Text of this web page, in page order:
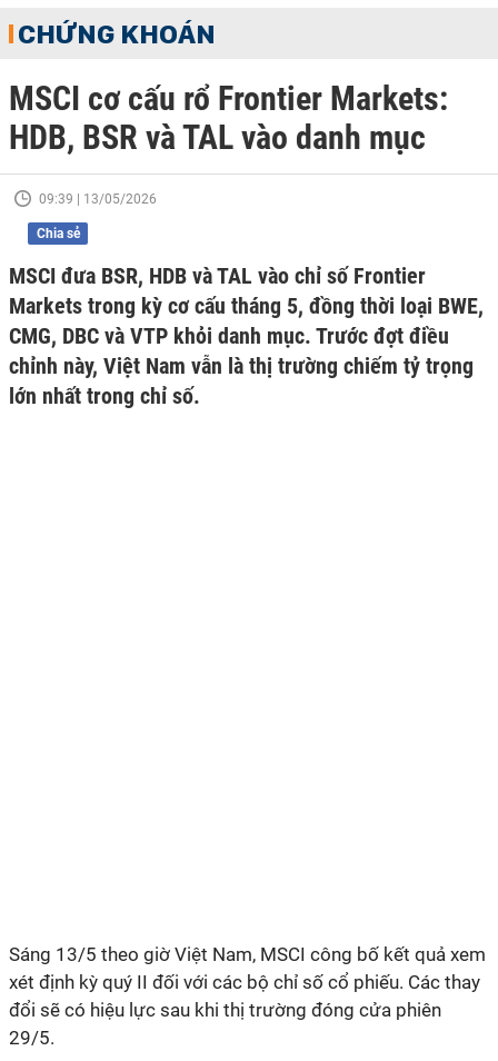
CHỨNG KHOÁN
MSCI cơ cấu rổ Frontier Markets:
HDB, BSR và TAL vào danh mục
09:39 | 13/05/2026
Chia sẻ
MSCI đưa BSR, HDB và TAL vào chỉ số Frontier
Markets trong kỳ cơ cấu tháng 5, đồng thời loại BWE,
CMG, DBC và VTP khỏi danh mục. Trước đợt điều
chỉnh này, Việt Nam vẫn là thị trường chiếm tỷ trọng
lớn nhất trong chỉ số.
Sáng 13/5 theo giờ Việt Nam, MSCI công bố kết quả xem
xét định kỳ quý II đối với các bộ chỉ số cổ phiếu. Các thay
đổi sẽ có hiệu lực sau khi thị trường đóng cửa phiên
29/5.